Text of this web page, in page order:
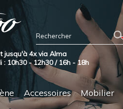
jusqu'à 4x via Alma
: 10h30 - 12h30 / 16h - 18h
Accessoires Mobilier